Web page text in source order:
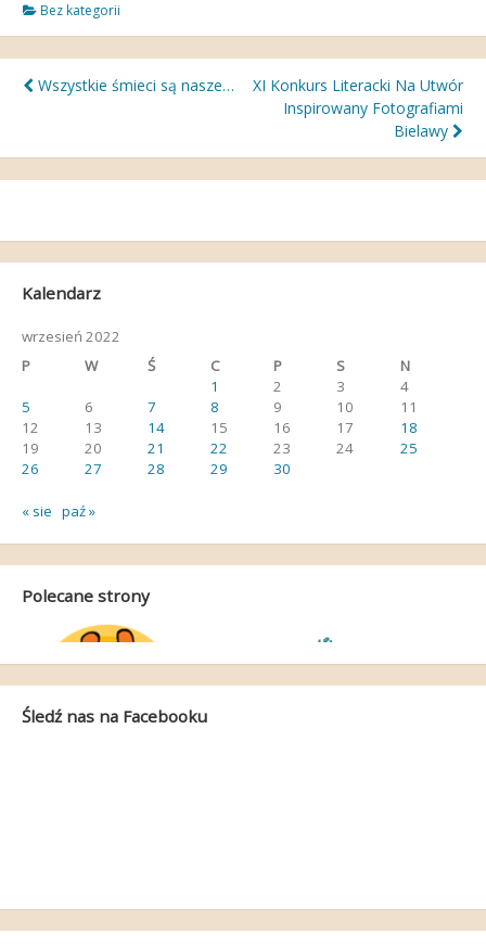
Bez kategorii
Nawigacja
Wszystkie śmieci są nasze…
XI Konkurs Literacki Na Utwór
Inspirowany Fotografiami
Bielawy
Kalendarz
wrzesień 2022
P
W Ś C P S
N
1
2 3
4
5
6 7 8 9 10
11
12
13 14 15 16 17
18
19
20 21 22 23 24
25
26
27 28 29 30
« sie paź »
Polecane strony
Śledź nas na Facebooku